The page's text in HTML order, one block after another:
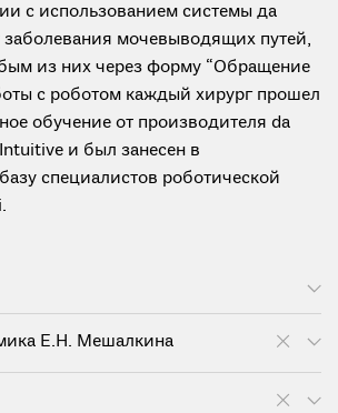
с использованием системы да
мочевыводящих путей,
из них через форму “Обращение
с роботом каждый хирург прошел
обучение от производителя da
и был занесен в
специалистов роботической
Е.Н. Мешалкина